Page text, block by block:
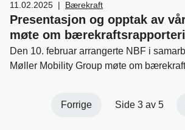
11.02.2025 | Bærekraft
Presentasjon og opptak av
møte om
Den 10. februar arrangerte NBF i
Møller Mobility Group møte om
Forrige
Side 3 av 5